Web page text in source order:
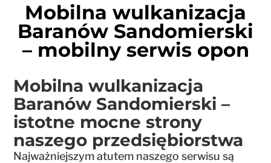
Mobilna wulkanizacja
Baranów Sandomierski
– mobilny serwis opon
Mobilna wulkanizacja
Baranów Sandomierski –
istotne mocne strony
naszego przedsiębiorstwa
Najważniejszym atutem naszego serwisu są